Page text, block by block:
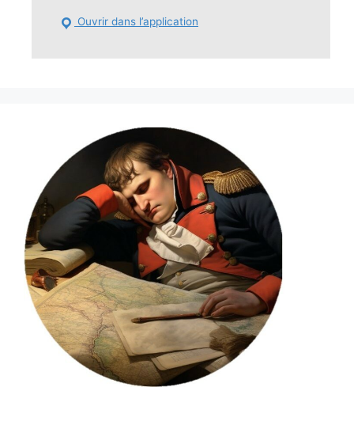
Ouvrir dans l’application